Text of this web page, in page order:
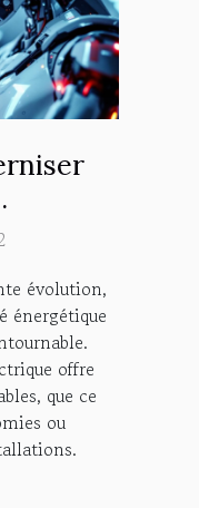
évolution,
énergétique
offre
que ce
ou